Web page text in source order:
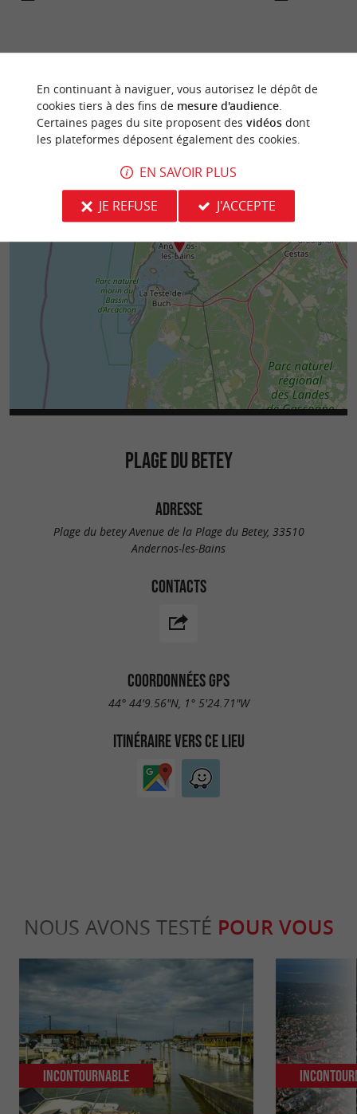
PLAGE DU BETEY
ADRESSE
Plage du betey Avenue de la Plage du Betey, 33510
Andernos-les-Bains
CONTACTS
COORDONNÉES GPS
44° 44'9.56"N, 1° 5'24.71"W
ITINÉRAIRE VERS CE LIEU
NOUS AVONS TESTÉ POUR VOUS
Incontournable
En continuant à naviguer, vous autorisez le dépôt de
cookies tiers à des fins de mesure d'audience.
Certaines pages du site proposent des vidéosdont
les plateformes déposent également des cookies.
EN SAVOIR PLUS
JE REFUSE
J'ACCEPTE